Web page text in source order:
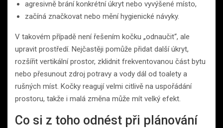
agresivně brání konkrétní úkryt nebo vyvýšené místo,
začíná značkovat nebo mění hygienické návyky.
V takovém případě není řešením kočku „odnaučit“, ale
upravit prostředí. Nejčastěji pomůže přidat další úkryt,
rozšířit vertikální prostor, zklidnit frekventovanou část bytu
nebo přesunout zdroj potravy a vody dál od toalety a
rušných míst. Kočky reagují velmi citlivě na uspořádání
prostoru, takže i malá změna může mít velký efekt.
Co si z toho odnést při plánování